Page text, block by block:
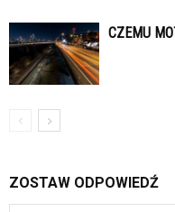
CZEMU
ZOSTAW ODPOWIEDŹ